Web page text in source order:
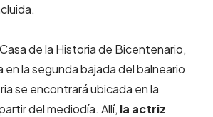
de la Historia de Bicentenario,
la segunda bajada del balneario
se encontrará ubicada en la
del mediodía. Allí, la actriz